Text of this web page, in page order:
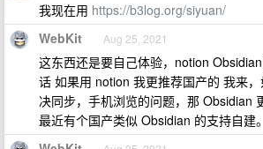
我现在用 https://b3log.org/siyuan/
WebKit Aug 25, 2021
这东西还是要自己体验，notion
话 如果用 notion 我更推荐国产的 我来
决同步，手机浏览的问题，那 Obsidian
最近有个国产类似 Obsidian 的支持自建。